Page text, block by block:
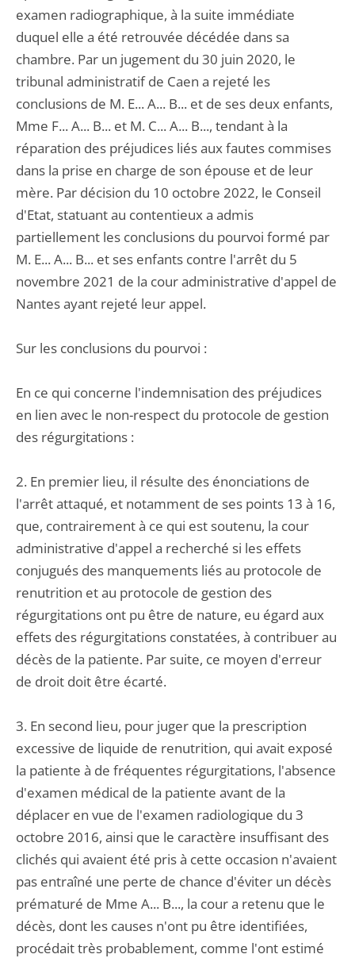
examen radiographique, à la suite immédiate
duquel elle a été retrouvée décédée dans sa
chambre. Par un jugement du 30 juin 2020, le
tribunal administratif de Caen a rejeté les
conclusions de M. E... A... B... et de ses deux enfants,
Mme F... A... B... et M. C... A... B..., tendant à la
réparation des préjudices liés aux fautes commises
dans la prise en charge de son épouse et de leur
mère. Par décision du 10 octobre 2022, le Conseil
d'Etat, statuant au contentieux a admis
partiellement les conclusions du pourvoi formé par
M. E... A... B... et ses enfants contre l'arrêt du 5
novembre 2021 de la cour administrative d'appel de
Nantes ayant rejeté leur appel.
Sur les conclusions du pourvoi :
En ce qui concerne l'indemnisation des préjudices
en lien avec le non-respect du protocole de gestion
des régurgitations :
2. En premier lieu, il résulte des énonciations de
l'arrêt attaqué, et notamment de ses points 13 à 16,
que, contrairement à ce qui est soutenu, la cour
administrative d'appel a recherché si les effets
conjugués des manquements liés au protocole de
renutrition et au protocole de gestion des
régurgitations ont pu être de nature, eu égard aux
effets des régurgitations constatées, à contribuer au
décès de la patiente. Par suite, ce moyen d'erreur
de droit doit être écarté.
3. En second lieu, pour juger que la prescription
excessive de liquide de renutrition, qui avait exposé
la patiente à de fréquentes régurgitations, l'absence
d'examen médical de la patiente avant de la
déplacer en vue de l'examen radiologique du 3
octobre 2016, ainsi que le caractère insuffisant des
clichés qui avaient été pris à cette occasion n'avaient
pas entraîné une perte de chance d'éviter un décès
prématuré de Mme A... B..., la cour a retenu que le
décès, dont les causes n'ont pu être identifiées,
procédait très probablement, comme l'ont estimé